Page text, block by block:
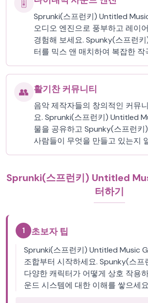
🎚️
Sprunki(스프런키) Untitled
오디오 엔진으로 풍부하고 레이
경험해 보세요. Spunky(스프런
터를 믹스 앤 매치하여 복잡한 작
👥 활기찬 커뮤니티
음악 제작자들의 창의적인 커뮤
요. Sprunki(스프런키) Untitled
물을 공유하고 Spunky(스프런키
사람들이 무엇을 만들고 있는지
Sprunki(스프런키) Untitled
터하기
1 초보자 팁
Sprunki(스프런키) Untitled Music
조합부터 시작하세요. Spunky(스프
다양한 캐릭터가 어떻게 상호 작용
운드 시스템에 대한 이해를 쌓으세